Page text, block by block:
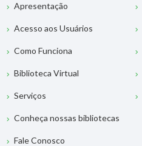
Apresentação
Acesso aos Usuários
Como Funciona
Biblioteca Virtual
Serviços
Conheça nossas bibliotecas
Fale Conosco